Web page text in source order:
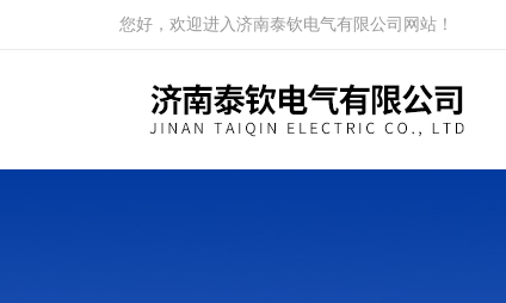
您好，欢迎进入济南泰钦电气有限公司网站！